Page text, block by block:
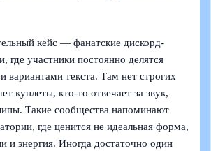
кейс — фанатские дискорд-
где участники постоянно делятся
вариантами текста. Там нет строгих
куплеты, кто-то отвечает за звук,
Такие сообщества напоминают
где ценится не идеальная форма,
и энергия. Иногда достаточно один